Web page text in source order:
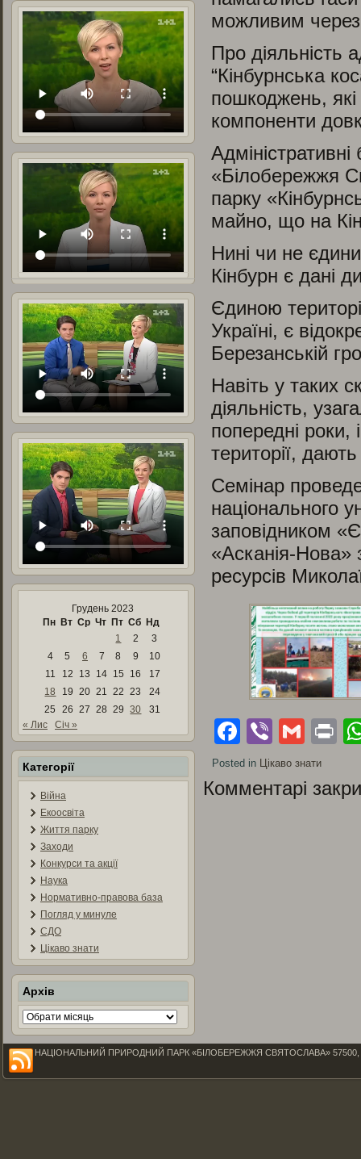
Грудень 2023
Пн Вт Ср Чт Пт Сб Нд
1
2
3
4
5 6 7 8 9
10
11
12 13 14 15 16
17
18
19 20 21 22 23
24
25
26 27 28 29 30
31
« Лис
Січ »
Категорії
Війна
Екоосвіта
Життя парку
Заходи
Конкурси та акції
Наука
Нормативно-правова база
Погляд у минуле
СДО
Цікаво знати
Архів
Архів
можливим через
Про діяльність
“Кінбурнська
пошкоджень, які
компоненти
«Білобережжя
парку
майно, що на
Нині чи не
Кінбурн є дані
Єдиною
Україні, є
Березанській
Навіть у таких
діяльність,
попередні роки,
території,
Семінар
національного
заповідником
«Асканія-Нова»
ресурсів
Facebook
Viber
Posted in Цікаво знати
Комментарі
НАЦІОНАЛЬНИЙ ПРИРОДНИЙ ПАРК «БІЛОБЕРЕЖЖЯ СВЯТОСЛАВА» 57500,